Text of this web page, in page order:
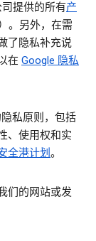
提供的所有产
。另外，在需
了隐私补充说
在 Google 隐私
私原则，包括
、使用权和实
全港计划 。
们的网站或发